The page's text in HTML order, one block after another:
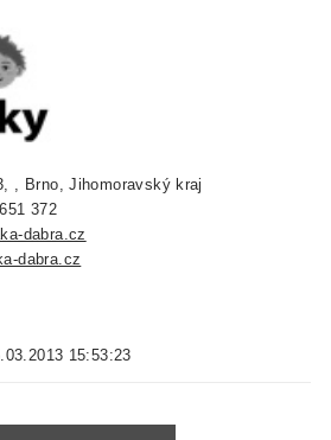
, Brno, Jihomoravský kraj
372
dabra.cz
dabra.cz
15:53:23